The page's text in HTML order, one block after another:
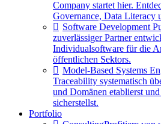
Company startet hier.
Governance, Data Literacy
Software Development
zuverlässiger Partner
Individualsoftware für die
öffentlichen Sektors.
Model-Based Systems
Traceability systematisch
und Domänen etablierst
sicherstellst.
Portfolio